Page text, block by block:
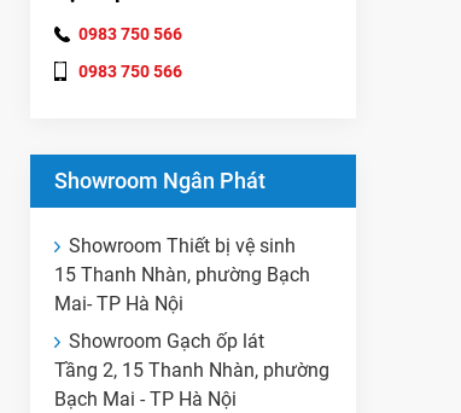
0983 750 566
0983 750 566
Showroom Ngân Phát
Showroom Thiết bị vệ sinh
15 Thanh Nhàn, phường Bạch
Mai- TP Hà Nội
Showroom Gạch ốp lát
Tầng 2, 15 Thanh Nhàn, phường
Bạch Mai - TP Hà Nội